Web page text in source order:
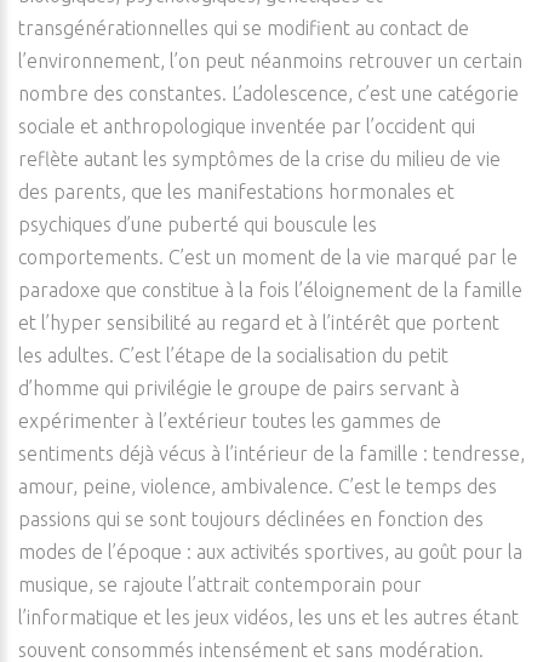
transgénérationnelles qui se modifient au contact de
l’environnement, l’on peut néanmoins retrouver un certain
nombre des constantes. L’adolescence, c’est une catégorie
sociale et anthropologique inventée par l’occident qui
reflète autant les symptômes de la crise du milieu de vie
des parents, que les manifestations hormonales et
psychiques d’une puberté qui bouscule les
comportements. C’est un moment de la vie marqué par le
paradoxe que constitue à la fois l’éloignement de la famille
et l’hyper sensibilité au regard et à l’intérêt que portent
les adultes. C’est l’étape de la socialisation du petit
d’homme qui privilégie le groupe de pairs servant à
expérimenter à l’extérieur toutes les gammes de
sentiments déjà vécus à l’intérieur de la famille : tendresse,
amour, peine, violence, ambivalence. C’est le temps des
passions qui se sont toujours déclinées en fonction des
modes de l’époque : aux activités sportives, au goût pour la
musique, se rajoute l’attrait contemporain pour
l’informatique et les jeux vidéos, les uns et les autres étant
souvent consommés intensément et sans modération.